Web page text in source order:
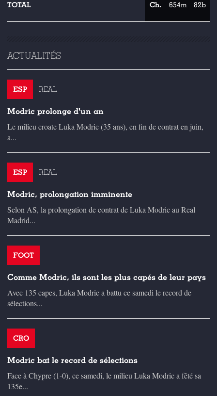
TOTAL Ch. 654m 82b
ACTUALITÉS
ESP REAL
Modric prolonge d'un an
Le milieu croate Luka Modric (35 ans), en fin de contrat en juin,
a...
ESP REAL
Modric, prolongation imminente
Selon AS, la prolongation de contrat de Luka Modric au Real
Madrid...
FOOT
Comme Modric, ils sont les plus capés de leur pays
Avec 135 capes, Luka Modric a battu ce samedi le record de
sélections...
CRO
Modric bat le record de sélections
Face à Chypre (1-0), ce samedi, le milieu Luka Modric a fêté sa
135e...